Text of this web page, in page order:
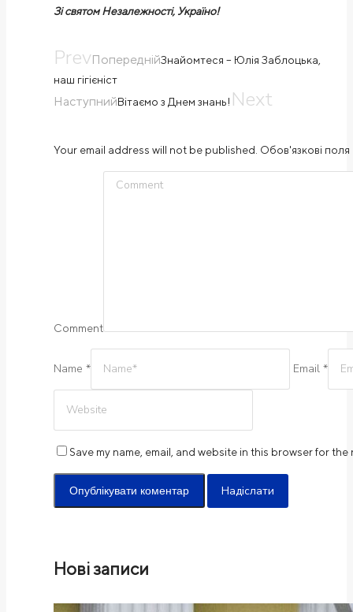
Зі святом Незалежності, Україно!
PrevПопереднійЗнайомтеся – Юлія Заблоцька,
наш гігієніст
НаступнийВітаємо з Днем знань! Next
Your email address will not be published. Обов'язкові поля
Comment
Name * Email *
Save my name, email, and website in this browser for the
Надіслати
Нові записи